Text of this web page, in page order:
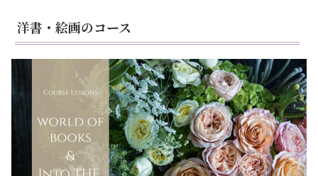
洋書・絵画のコース